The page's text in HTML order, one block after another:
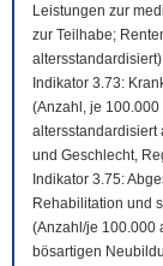
Leistungen zur
zur Teilhabe;
altersstandardisiert)
Indikator 3.73:
(Anzahl, je
altersstandardisiert
und Geschlecht,
Indikator 3.75:
Rehabilitation und
(Anzahl/je 100.000
bösartigen